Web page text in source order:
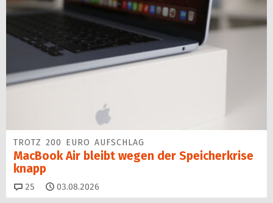
TROTZ 200 EURO AUFSCHLAG
MacBook Air bleibt wegen der Speicherkrise
knapp
25 Kommentare
03.08.2026